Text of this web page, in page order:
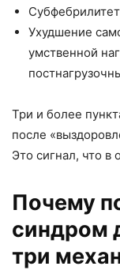
Ухудшение
умственной
Три и более
после
Это сигнал, что в
Почему
синдром
три